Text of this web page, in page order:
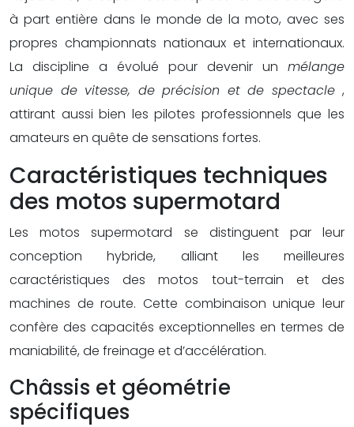
à part entière dans le monde de la moto, avec ses
propres championnats nationaux et internationaux.
La discipline a évolué pour devenir un mélange
unique de vitesse, de précision et de spectacle ,
attirant aussi bien les pilotes professionnels que les
amateurs en quête de sensations fortes.
Caractéristiques techniques
des motos supermotard
Les motos supermotard se distinguent par leur
conception hybride, alliant les meilleures
caractéristiques des motos tout-terrain et des
machines de route. Cette combinaison unique leur
confère des capacités exceptionnelles en termes de
maniabilité, de freinage et d’accélération.
Châssis et géométrie
spécifiques